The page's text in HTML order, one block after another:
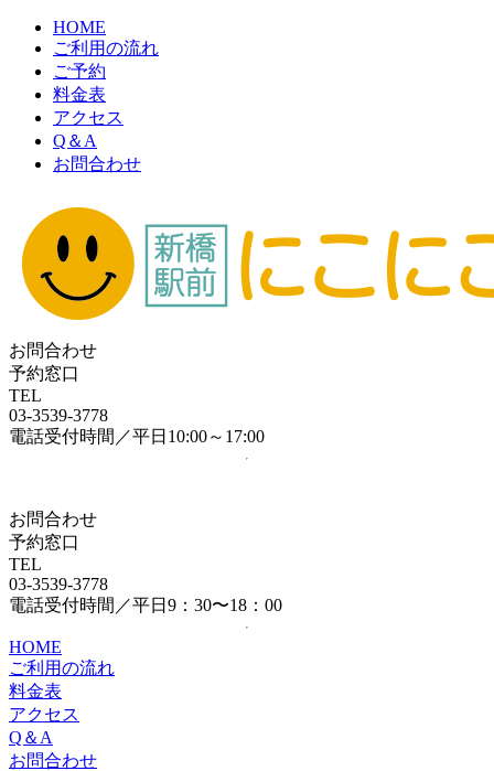
HOME
ご利用の流れ
ご予約
料金表
アクセス
Q＆A
お問合わせ
お問合わせ
予約窓口
TEL
03-3539-3778
電話受付時間／平日10:00～17:00
お問合わせ
予約窓口
TEL
03-3539-3778
電話受付時間／平日9：30〜18：00
HOME
ご利用の流れ
料金表
アクセス
Q＆A
お問合わせ